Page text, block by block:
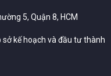
5, Quận 8, HCM
sở kế hoạch và đầu tư thành